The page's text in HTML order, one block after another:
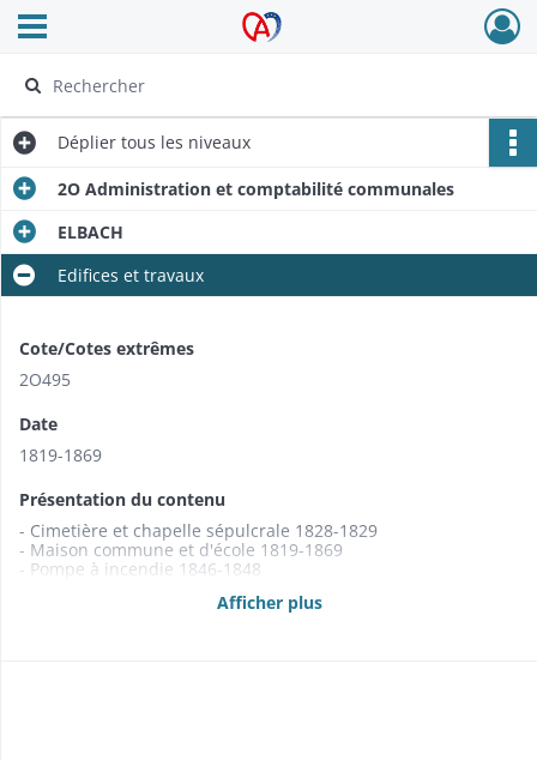
Archives Alsace - Colmar
Ouvrir le menu déroulant
Déplier tous les niveaux
2O Administration et comptabilité communales
ELBACH
Edifices et travaux
Cote/Cotes extrêmes
2O495
Date
1819-1869
Présentation du contenu
- Cimetière et chapelle sépulcrale 1828-1829
- Maison commune et d'école 1819-1869
- Pompe à incendie 1846-1848
Afficher plus